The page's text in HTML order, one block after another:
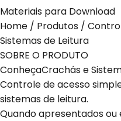
Materiais para Download
Home / Produtos /
Sistemas de Leitura
SOBRE O PRODUTO
ConheçaCrachás e
Controle de acesso
sistemas de leitura.
Quando apresentados